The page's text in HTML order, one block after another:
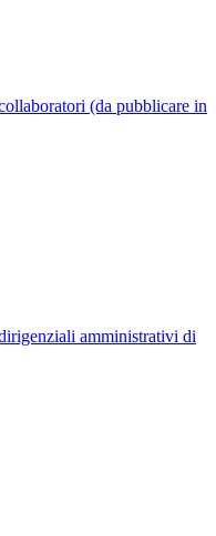
(da pubblicare in
amministrativi di